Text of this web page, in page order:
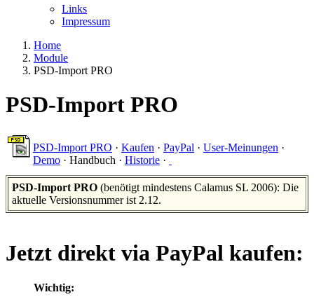
Links
Impressum
Home
Module
PSD-Import PRO
PSD-Import PRO
PSD-Import PRO · Kaufen · PayPal · User-Meinungen ·
Demo · Handbuch · Historie ·
PSD-Import PRO (benötigt mindestens Calamus SL 2006): Die
aktuelle Versionsnummer ist 2.12.
Jetzt direkt via PayPal kaufen:
Wichtig: